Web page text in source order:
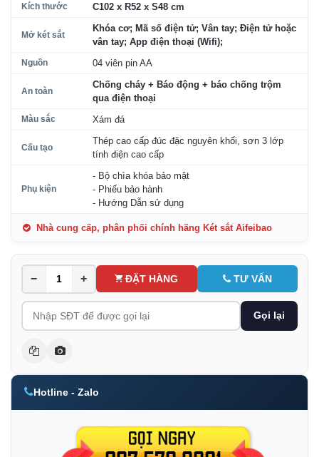
Kích thước C102 x R52 x S48 cm
Mở két sắt
Khóa cơ; Mã số điện tử; Vân tay; Điện tử hoặc
vân tay; App điện thoại (Wifi);
Nguồn 04 viên pin AA
An toàn
Chống cháy + Báo động + báo chống trộm
qua điện thoại
Màu sắc Xám đá
Cấu tạo
Thép cao cấp đúc đặc nguyên khối, sơn 3 lớp
tính điện cao cấp
Phụ kiện
- Bộ chìa khóa bảo mật
- Phiếu bảo hành
- Hướng Dẫn sử dụng
Nhà cung cấp, phân phối chính hãng Két sắt Aifeibao
− + ĐẶT HÀNG TƯ VẤN
Gọi lại
Hotline - Zalo